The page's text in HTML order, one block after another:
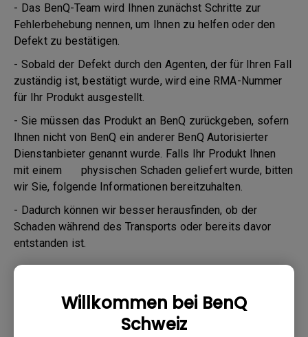
Willkommen bei BenQ
Schweiz
- Das BenQ-Team wird Ihnen zunächst Schritte zur
Fehlerbehebung nennen, um Ihnen zu helfen oder den
Defekt zu bestätigen.
- Sobald der Defekt durch den Agenten, der für Ihren Fall
zuständig ist, bestätigt wurde, wird eine RMA-Nummer
für Ihr Produkt ausgestellt.
- Sie müssen das Produkt an BenQ zurückgeben, sofern
Ihnen nicht von BenQ ein anderer BenQ Autorisierter
Dienstanbieter genannt wurde. Falls Ihr Produkt Ihnen
mit einem physischen Schaden geliefert wurde, bitten
wir Sie, folgende Informationen bereitzuhalten.
- Dadurch können wir besser herausfinden, ob der
Schaden während des Transports oder bereits davor
entstanden ist.
wie möglich über das Internet.
2. Fotografieren Sie Folgendes: